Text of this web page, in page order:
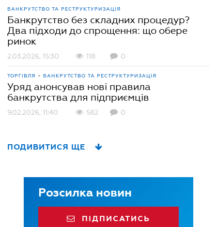
БАНКРУТСТВО ТА РЕСТРУКТУРИЗАЦІЯ
Банкрутство без складних процедур?
Два підходи до спрощення: що обере
ринок
2.03.2026, 15:30 118 0
ТОРГІВЛЯ • БАНКРУТСТВО ТА РЕСТРУКТУРИЗАЦІЯ
Уряд анонсував нові правила
банкрутства для підприємців
9.02.2026, 11:40 582 0
ПОДИВИТИСЯ ЩЕ
Розсилка новин
ПІДПИСАТИСЬ